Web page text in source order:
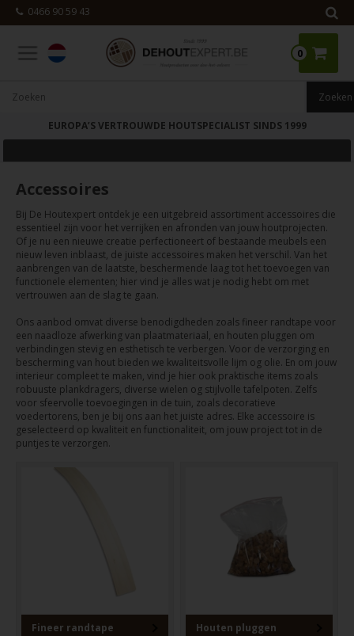
0466 90 59 43
0
EUROPA’S VERTROUWDE HOUTSPECIALIST SINDS 1999
Accessoires
Bij De Houtexpert ontdek je een uitgebreid assortiment accessoires die
essentieel zijn voor het verrijken en afronden van jouw houtprojecten.
Of je nu een nieuwe creatie perfectioneert of bestaande meubels een
nieuw leven inblaast, de juiste accessoires maken het verschil. Van het
aanbrengen van de laatste, beschermende laag tot het toevoegen van
functionele elementen; hier vind je alles wat je nodig hebt om met
vertrouwen aan de slag te gaan.
Ons aanbod omvat diverse benodigdheden zoals fineer randtape voor
een naadloze afwerking van plaatmateriaal, en houten pluggen om
verbindingen stevig en esthetisch te verbergen. Voor de verzorging en
bescherming van hout bieden we kwaliteitsvolle lijm og olie. En om jouw
interieur compleet te maken, vind je hier ook praktische items zoals
robuuste plankdragers, diverse wielen og stijlvolle tafelpoten. Zelfs
voor sfeervolle toevoegingen in de tuin, zoals decoratieve
voedertorens, ben je bij ons aan het juiste adres. Elke accessoire is
geselecteerd op kwaliteit en functionaliteit, om jouw project tot in de
puntjes te verzorgen.
Fineer randtape Houten pluggen